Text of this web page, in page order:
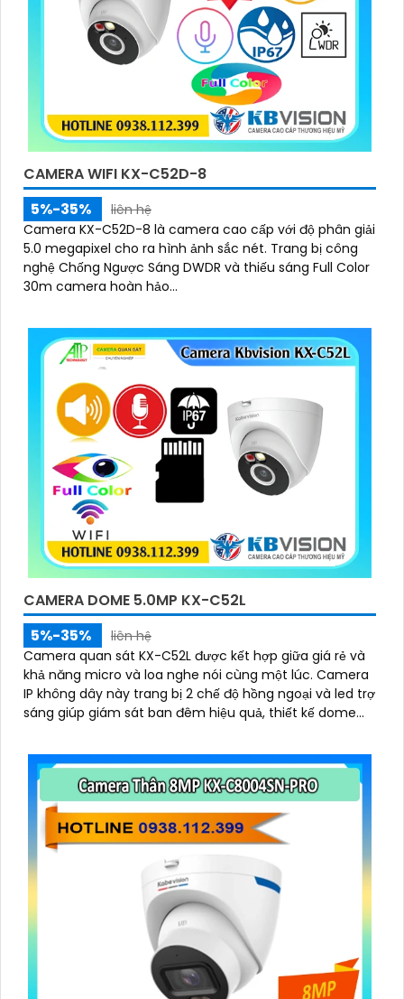
CAMERA WIFI KX-C52D-8
5%-35%
liên hệ
Camera KX-C52D-8 là camera cao cấp với độ phân giải
5.0 megapixel cho ra hình ảnh sắc nét. Trang bị công
nghệ Chống Ngược Sáng DWDR và thiếu sáng Full Color
30m camera hoàn hảo...
CAMERA DOME 5.0MP KX-C52L
5%-35%
liên hệ
Camera quan sát KX-C52L được kết hợp giữa giá rẻ và
khả năng micro và loa nghe nói cùng một lúc. Camera
IP không dây này trang bị 2 chế độ hồng ngoại và led trợ
sáng giúp giám sát ban đêm hiệu quả, thiết kế dome